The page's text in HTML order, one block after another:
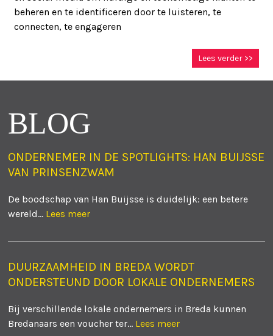
beheren en te identificeren door te luisteren, te
connecten, te engageren
Lees verder >>
BLOG
ONDERNEMER IN DE SPOTLIGHTS: HAN BUIJSSE
VAN PRINSENZWAM
De boodschap van Han Buijsse is duidelijk: een betere
wereld... Lees meer
DUURZAAMHEID IN BREDA WORDT
ONDERSTEUND DOOR LOKALE ONDERNEMERS
Bij verschillende lokale ondernemers in Breda kunnen
Bredanaars een voucher ter... Lees meer